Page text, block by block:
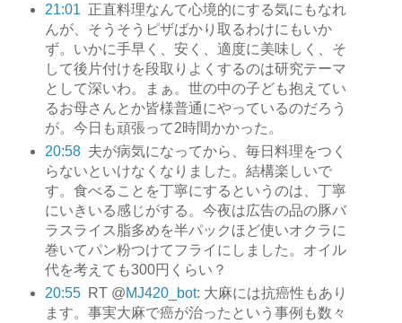
21:01 正直料理なんて心境的にする気にもなれ
んが、そうそうピザばかり取るわけにもいか
ず。いかに手早く、安く、適度に美味しく、そ
して後片付けを段取りよくするのは研究テーマ
として深いわ。まぁ。世の中の子ども抱えてい
るお母さんとか皆様普通にやっているのだろう
が。今日も頑張って2時間かかった。
20:58 夫が病気になってから、毎日料理をつく
らないといけなくなりました。結構楽しいで
す。食べることを丁寧にするというのは、丁寧
にいきいる感じがする。今夜は広告の品の豚バ
ラスライス脂多めを半パックほど使いオクラに
巻いてパン粉つけてフライにしました。オイル
代を考えても300円くらい？
20:55
RT @MJ420_bot: 大麻には抗癌性もあり
ます。事実大麻で癌が治ったという事例も数々